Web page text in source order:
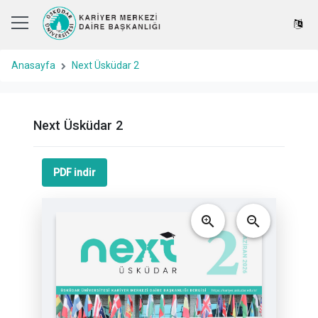
Anasayfa Next Üsküdar 2
Next Üsküdar 2
PDF indir
zoom_in zoom_out